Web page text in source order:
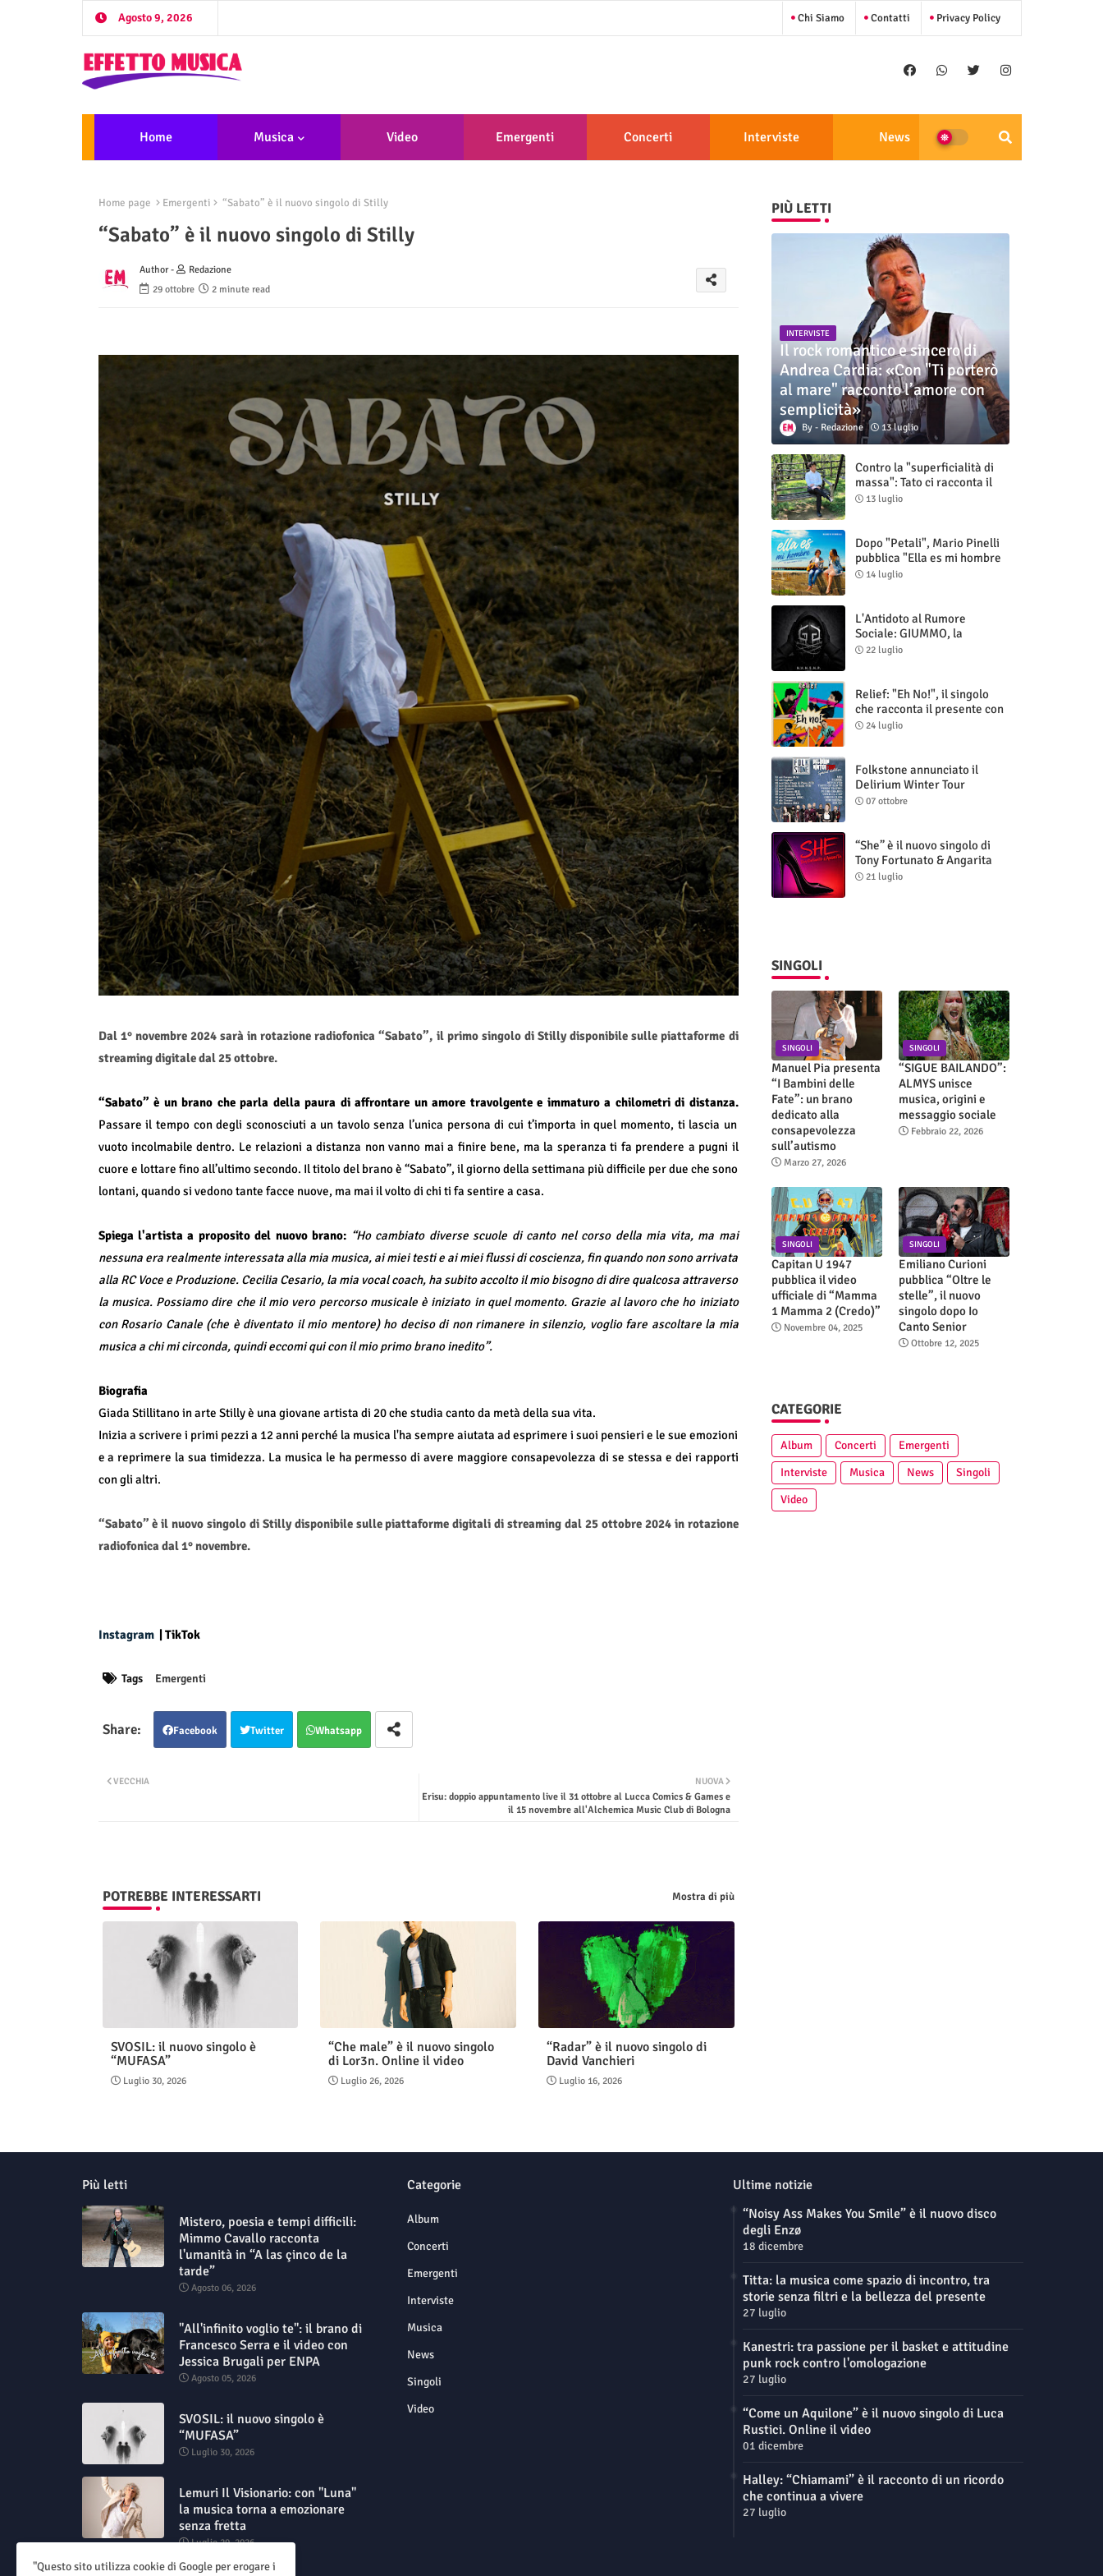
Agosto 9, 2026 Chi Siamo Contatti Privacy Policy
Home Musica Video Emergenti Concerti Interviste News
Home page Emergenti “Sabato” è il nuovo singolo di Stilly
“Sabato” è il nuovo singolo di Stilly
Author -
Redazione
29 ottobre
2 minute read
Dal 1° novembre 2024 sarà in rotazione radiofonica “Sabato”, il primo singolo di Stilly disponibile sulle piattaforme di
streaming digitale dal 25 ottobre.
“Sabato” è un brano che parla della paura di affrontare un amore travolgente e immaturo a chilometri di distanza.
Passare il tempo con degli sconosciuti a un tavolo senza l’unica persona di cui t’importa in quel momento, ti lascia un
vuoto incolmabile dentro. Le relazioni a distanza non vanno mai a finire bene, ma la speranza ti fa prendere a pugni il
cuore e lottare fino all’ultimo secondo. Il titolo del brano è “Sabato”, il giorno della settimana più difficile per due che sono
lontani, quando si vedono tante facce nuove, ma mai il volto di chi ti fa sentire a casa.
Spiega l'artista a proposito del nuovo brano: “Ho cambiato diverse scuole di canto nel corso della mia vita, ma mai
nessuna era realmente interessata alla mia musica, ai miei testi e ai miei flussi di coscienza, fin quando non sono arrivata
alla RC Voce e Produzione. Cecilia Cesario, la mia vocal coach, ha subito accolto il mio bisogno di dire qualcosa attraverso
la musica. Possiamo dire che il mio vero percorso musicale è iniziato in quel momento. Grazie al lavoro che ho iniziato
con Rosario Canale (che è diventato il mio mentore) ho deciso di non rimanere in silenzio, voglio fare ascoltare la mia
musica a chi mi circonda, quindi eccomi qui con il mio primo brano inedito”.
Biografia
Giada Stillitano in arte Stilly è una giovane artista di 20 che studia canto da metà della sua vita.
Inizia a scrivere i primi pezzi a 12 anni perché la musica l'ha sempre aiutata ad esprimere i suoi pensieri e le sue emozioni
e a reprimere la sua timidezza. La musica le ha permesso di avere maggiore consapevolezza di se stessa e dei rapporti
con gli altri.
“Sabato” è il nuovo singolo di Stilly disponibile sulle piattaforme digitali di streaming dal 25 ottobre 2024 in rotazione
radiofonica dal 1° novembre.
Instagram | TikTok
Tags Emergenti
Facebook Twitter Whatsapp
NUOVA
Erisu: doppio appuntamento live il 31 ottobre al Lucca Comics & Games e
il 15 novembre all'Alchemica Music Club di Bologna
VECCHIA
POTREBBE INTERESSARTI Mostra di più
SVOSIL: il nuovo singolo è
“MUFASA”
Luglio 30, 2026
“Che male” è il nuovo singolo
di Lor3n. Online il video
Luglio 26, 2026
“Radar” è il nuovo singolo di
David Vanchieri
Luglio 16, 2026
PIÙ LETTI
INTERVISTE
Il rock romantico e sincero di
Andrea Cardia: «Con "Ti porterò
al mare" racconto l’amore con
semplicità»
Redazione 13 luglio
Contro la "superficialità di
massa": Tato ci racconta il
nuovo singolo "Vuoti digitali"
13 luglio
Dopo "Petali", Mario Pinelli
pubblica "Ella es mi hombre
(Il mio uomo è lei)"
14 luglio
L'Antidoto al Rumore
Sociale: GIUMMO, la
Maschera e la Cruda Verità
22 luglio
Relief: "Eh No!", il singolo
che racconta il presente con
ironia e autenticità
24 luglio
Folkstone annunciato il
Delirium Winter Tour
(Special Edition)
07 ottobre
“She” è il nuovo singolo di
Tony Fortunato & Angarita
21 luglio
SINGOLI
SINGOLI
Manuel Pia presenta
“I Bambini delle
Fate”: un brano
dedicato alla
consapevolezza
sull’autismo
Marzo 27, 2026
SINGOLI
“SIGUE BAILANDO”:
ALMYS unisce
musica, origini e
messaggio sociale
Febbraio 22, 2026
SINGOLI
Capitan U 1947
pubblica il video
ufficiale di “Mamma
1 Mamma 2 (Credo)”
Novembre 04, 2025
SINGOLI
Emiliano Curioni
pubblica “Oltre le
stelle”, il nuovo
singolo dopo Io
Canto Senior
Ottobre 12, 2025
CATEGORIE
Album Concerti
Emergenti
Interviste
Musica News
Singoli
Video
Più letti
Mistero, poesia e tempi difficili:
Mimmo Cavallo racconta
l'umanità in “A las çinco de la
tarde”
Agosto 06, 2026
"All'infinito voglio te": il brano di
Francesco Serra e il video con
Jessica Brugali per ENPA
Agosto 05, 2026
SVOSIL: il nuovo singolo è
“MUFASA”
Luglio 30, 2026
Lemuri Il Visionario: con "Luna"
la musica torna a emozionare
senza fretta
Luglio 29, 2026
Categorie
Album
Concerti
Emergenti
Interviste
Musica
News
Singoli
Video
Ultime notizie
“Noisy Ass Makes You Smile” è il nuovo disco
degli Enzø
18 dicembre
Titta: la musica come spazio di incontro, tra
storie senza filtri e la bellezza del presente
27 luglio
Kanestri: tra passione per il basket e attitudine
punk rock contro l'omologazione
27 luglio
“Come un Aquilone” è il nuovo singolo di Luca
Rustici. Online il video
01 dicembre
Halley: “Chiamami” è il racconto di un ricordo
che continua a vivere
27 luglio
"Questo sito utilizza cookie di Google per erogare i